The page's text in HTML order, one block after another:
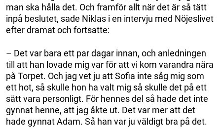
man ska hålla det. Och framför allt när det är så tätt
inpå beslutet, sade Niklas i en intervju med Nöjeslivet
efter dramat och fortsatte:
– Det var bara ett par dagar innan, och anledningen
till att han lovade mig var för att vi kom varandra nära
på Torpet. Och jag vet ju att Sofia inte såg mig som
ett hot, så skulle hon ha valt mig så skulle det på ett
sätt vara personligt. För hennes del så hade det inte
gynnat henne, att jag åkte ut. Det var mer att det
hade gynnat Adam. Så han var ju väldigt bra på det.